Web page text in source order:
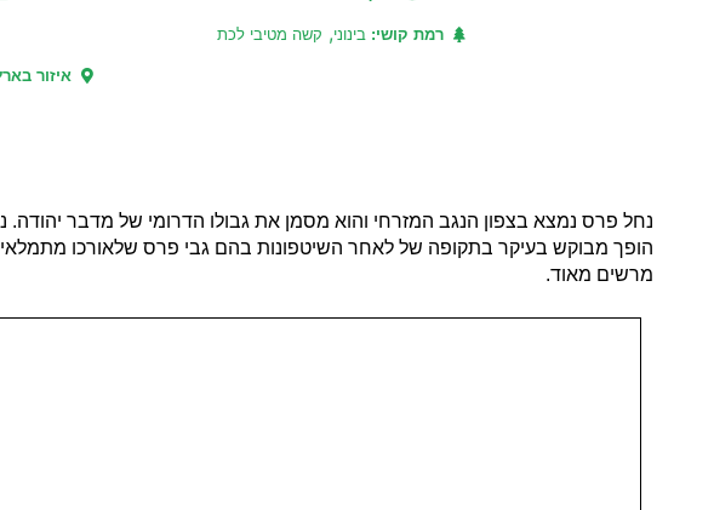
רמת קושי: בינוני, קשה מטיבי לכת
איזור
נחל פרס נמצא בצפון הנגב המזרחי והוא מסמן את גבולו הדרומי של מדבר
הופך מבוקש בעיקר בתקופה של לאחר השיטפונות בהם גבי פרס שלאורכו
מרשים מאוד.